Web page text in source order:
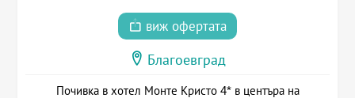
виж офертата
Благоевград
Почивка в хотел Монте Кристо 4* в центъра на